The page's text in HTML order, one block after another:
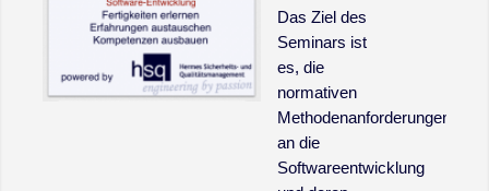
Das Ziel des
Seminars ist
es, die
normativen
Methodenanforderungen
an die
Softwareentwicklung